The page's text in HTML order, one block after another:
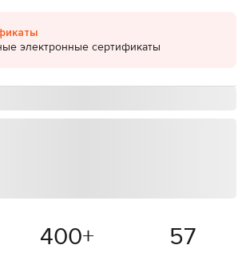
электронные сертификаты
400+ 57